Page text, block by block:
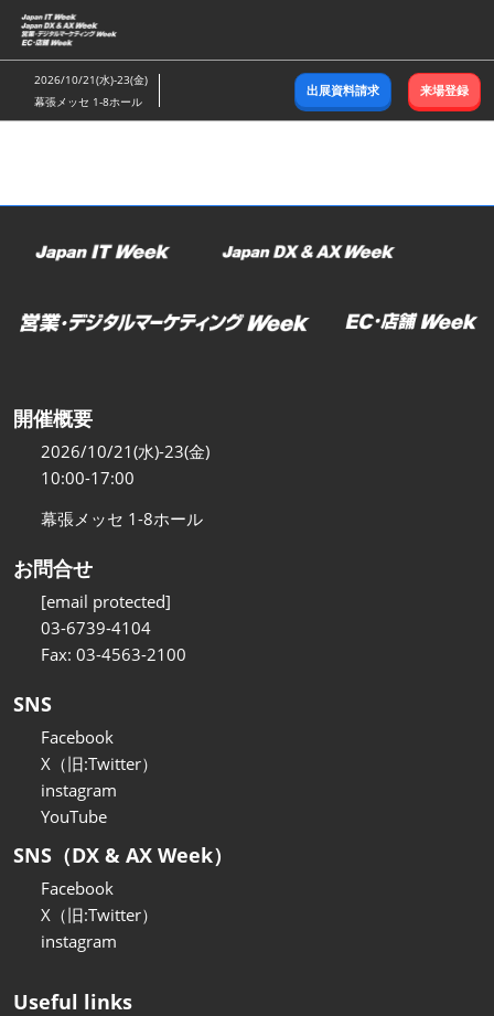
ス
キ
ッ
し
む
2026/10/21(水)-23(金)
幕張メッセ 1-8ホール
出展資料請求 来場登録
開催概要
2026/10/21(水)-23(金)
10:00-17:00
幕張メッセ 1-8ホール
お問合せ
[email protected]
03-6739-4104
Fax: 03-4563-2100
SNS
Facebook
X（旧:Twitter）
instagram
YouTube
SNS（DX & AX Week）
Facebook
X（旧:Twitter）
instagram
Useful links